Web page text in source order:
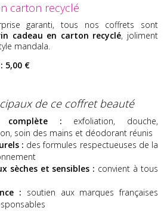
carton recyclé
garanti, tous nos coffrets sont
cadeau en carton recyclé, joliment
mandala.
5,00 €
de ce coffret beauté
complète : exfoliation, douche,
soin des mains et déodorant réunis
: des formules respectueuses de la
sèches et sensibles : convient à tous
: soutien aux marques françaises